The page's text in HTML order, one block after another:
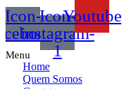
Icon-Icon-
instagram-
1
Youtube
Menu
Home
Quem Somos